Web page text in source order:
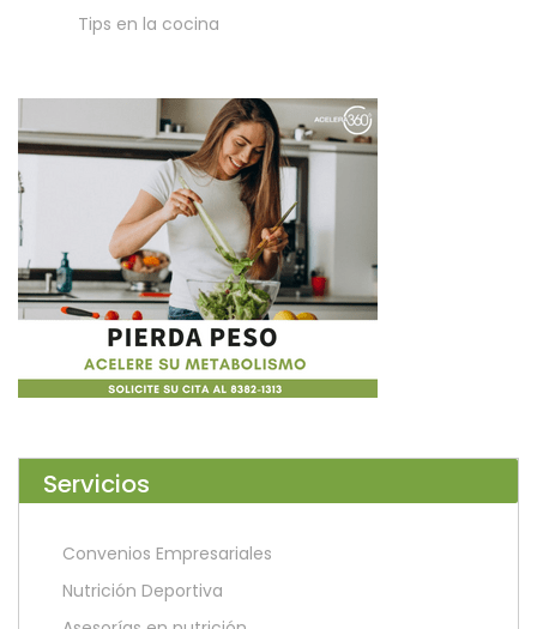
Tips en la cocina
Servicios
Convenios Empresariales
Nutrición Deportiva